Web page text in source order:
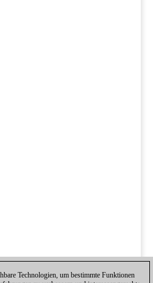
Technologien, um bestimmte Funktionen